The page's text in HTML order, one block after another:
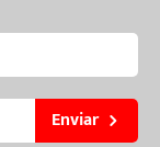
Enviar